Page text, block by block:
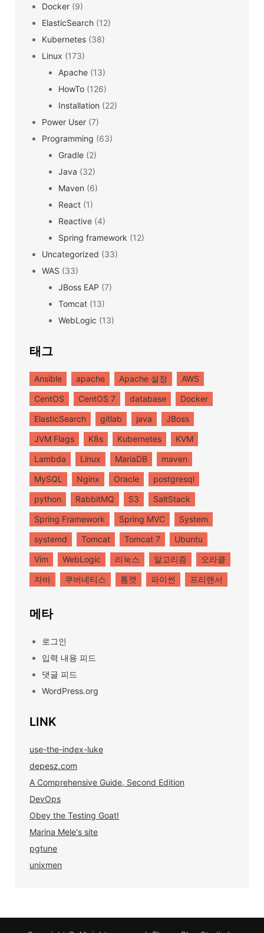
Docker (9)
ElasticSearch (12)
Kubernetes (38)
Linux (173)
Apache (13)
HowTo (126)
Installation (22)
Power User (7)
Programming (63)
Gradle (2)
Java (32)
Maven (6)
React (1)
Reactive (4)
Spring framework (12)
Uncategorized (33)
WAS (33)
JBoss EAP (7)
Tomcat (13)
WebLogic (13)
태그
Ansible apache Apache 설정
AWS
CentOS
CentOS 7 database
Docker
ElasticSearch
gitlab java
JBoss
JVM Flags
K8s Kubernetes
KVM
Lambda
Linux MariaDB
maven
MySQL
Nginx Oracle
postgresql
python
RabbitMQ S3
SaltStack
Spring Framework
Spring MVC
System
systemd
Tomcat Tomcat 7
Ubuntu
Vim
WebLogic 리눅스 알고리즘
오라클
자바
쿠버네티스 톰캣 파이썬 프리랜서
메타
로그인
입력 내용 피드
댓글 피드
WordPress.org
LINK
use-the-index-luke
depesz.com
A Comprehensive Guide, Second Edition
DevOps
Obey the Testing Goat!
Marina Mele's site
pgtune
unixmen